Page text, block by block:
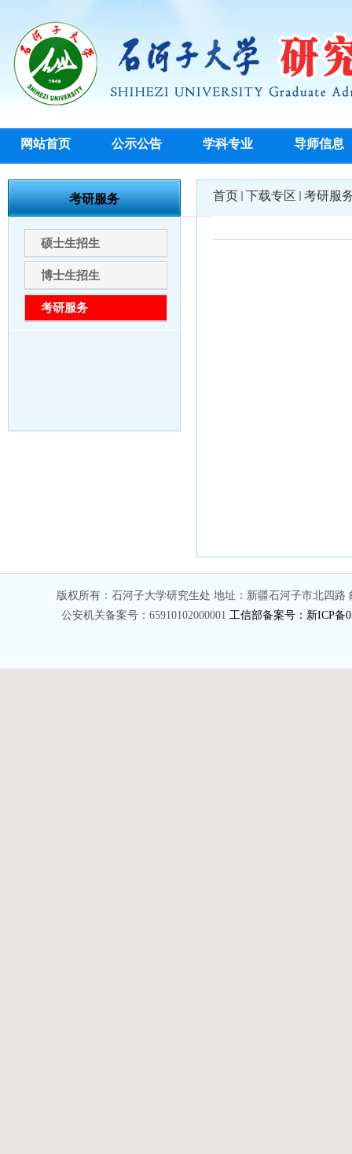
网站首页 公示公告 学科专业 导师信息
考研服务
硕士生招生
博士生招生
考研服务
首页 下载专区 考研服
版权所有：石河子大学研究生处 地址：新疆石河子市北四路
公安机关备案号：65910102000001 工信部备案号：新ICP备